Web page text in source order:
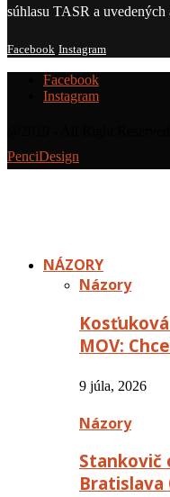
súhlasu TASR a uvedených
Facebook Instagram
Facebook
Instagram
PenciDesign
NÁZORY
Názory
MOV:
9 júla, 2026
Názory
Stankovič
Bratislava